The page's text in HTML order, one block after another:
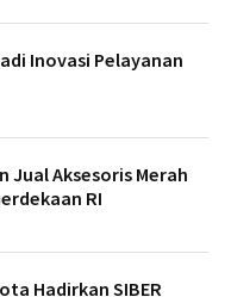
Inovasi Pelayanan
Jual Aksesoris Merah
RI
Hadirkan SIBER